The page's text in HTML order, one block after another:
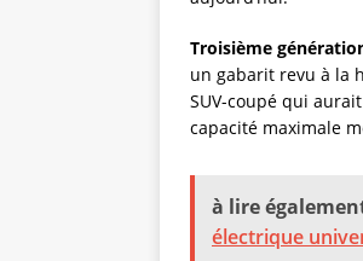
Troisième
un gabarit revu à la
SUV-coupé qui
capacité maximale
à lire
électrique